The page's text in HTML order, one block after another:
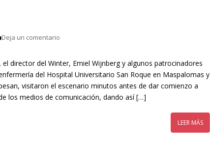
Deja un comentario
director del Winter, Emiel Wijnberg y algunos patrocinadores
del Hospital Universitario San Roque en Maspalomas y
visitaron el escenario minutos antes de dar comienzo a
los medios de comunicación, dando así […]
LEER MÁS